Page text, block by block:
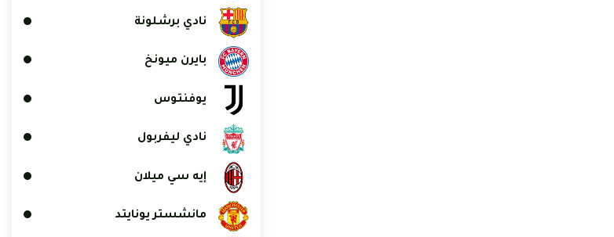
نادي برشلونة
بايرن ميونخ
يوفنتوس
نادي ليفربول
إيه سي ميلان
مانشستر يونايتد